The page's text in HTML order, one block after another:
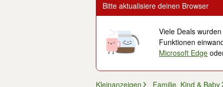
Bitte aktualisiere deinen Browser
Viele Deals
Funktionen
Microsoft Edge
Kleinanzeigen
Familie, Kind & Baby